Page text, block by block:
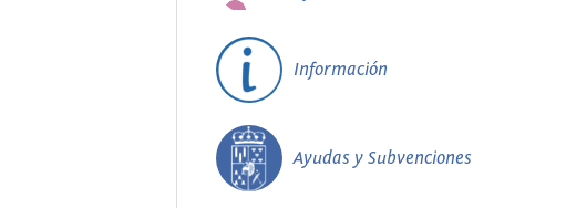
Información
Ayudas y Subvenciones